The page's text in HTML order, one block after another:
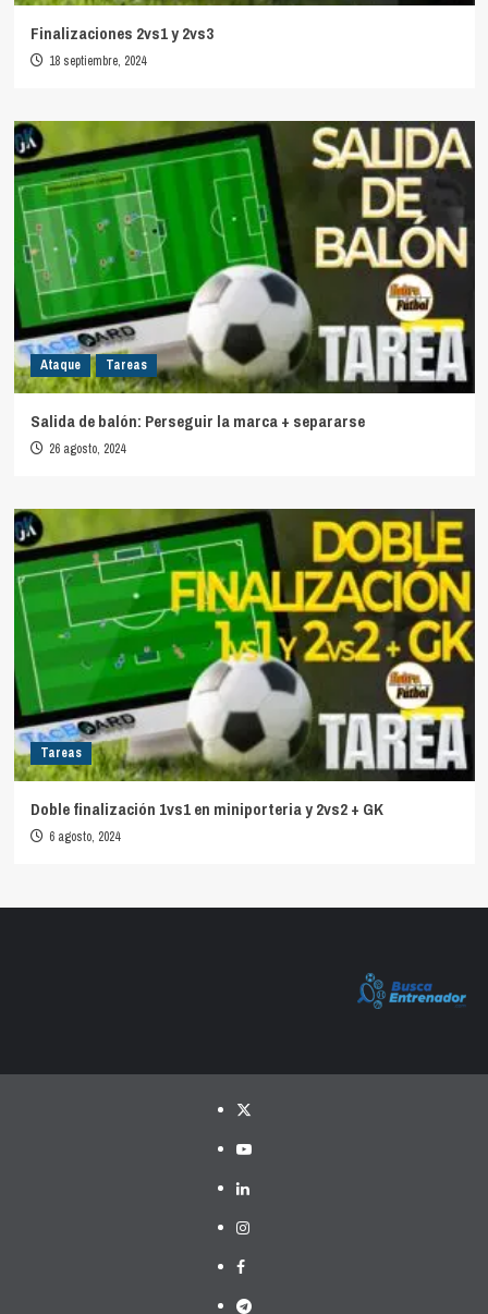
Finalizaciones 2vs1 y 2vs3
18 septiembre, 2024
Ataque Tareas
Salida de balón: Perseguir la marca + separarse
26 agosto, 2024
Tareas
Doble finalización 1vs1 en miniporteria y 2vs2 + GK
6 agosto, 2024
Twitter
YouTube
LinkedIn
Instagram
Facebook
Telegram